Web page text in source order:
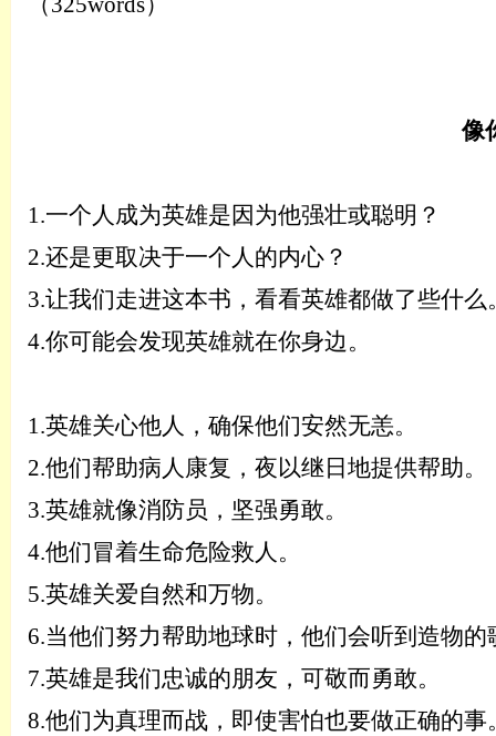
像
1.一个人成为英雄是因为他强壮或聪明？
2.还是更取决于一个人的内心？
3.让我们走进这本书，看看英雄都做了些什么
4.你可能会发现英雄就在你身边。
1.英雄关心他人，确保他们安然无恙。
2.他们帮助病人康复，夜以继日地提供帮助。
3.英雄就像消防员，坚强勇敢。
4.他们冒着生命危险救人。
5.英雄关爱自然和万物。
6.当他们努力帮助地球时，他们会听到造物的
7.英雄是我们忠诚的朋友，可敬而勇敢。
8.他们为真理而战，即使害怕也要做正确的事